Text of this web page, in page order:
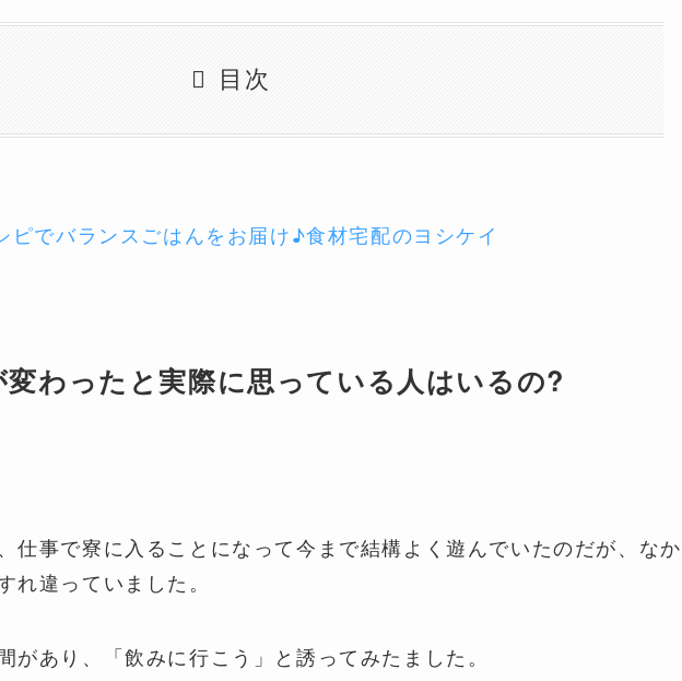
目次
ピでバランスごはんをお届け♪食材宅配のヨシケイ
わったと実際に思っている人はいるの?
仕事で寮に入ることになって今まで結構よく遊んでいたのだが、なか
れ違っていました。
があり、「飲みに行こう」と誘ってみたました。